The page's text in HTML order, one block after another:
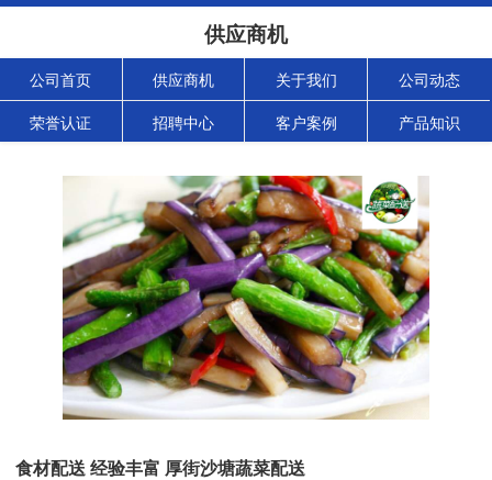
供应商机
公司首页 供应商机 关于我们 公司动态
荣誉认证 招聘中心 客户案例 产品知识
食材配送 经验丰富 厚街沙塘蔬菜配送